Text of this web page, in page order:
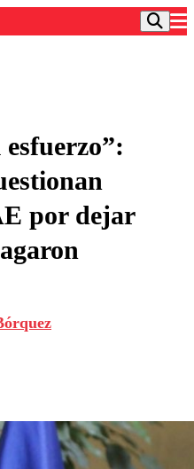
por dejar